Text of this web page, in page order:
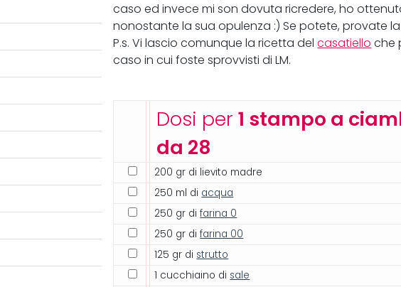
caso ed invece mi son dovuta ricredere, ho
nonostante la sua opulenza :) Se potete, provate
P.s. Vi lascio comunque la ricetta delcasatiello che
caso in cui foste sprovvisti di LM.
Dosi per1 stampo a
da 28
200 gr di lievito madre
250 ml di acqua
250 gr difarina 0
250 gr difarina 00
125 gr di strutto
1 cucchiaino di sale